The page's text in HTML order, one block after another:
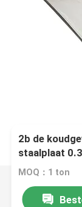
2b de
staalplaat
MOQ：1 ton